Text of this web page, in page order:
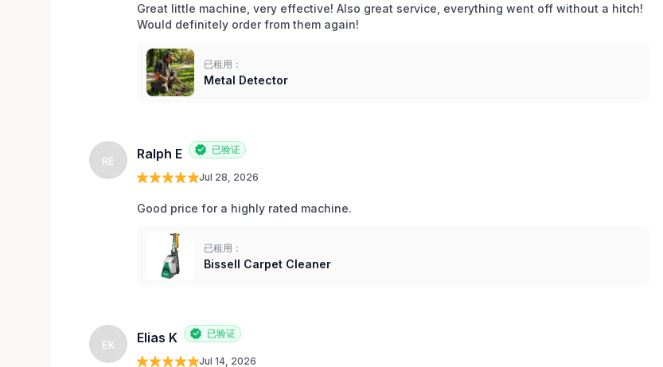
Great little machine, very effective! Also great service, everything went off without a hitch!
Would definitely order from them again!
已租用：
Metal Detector
RE Ralph E 已验证
Jul 28, 2026
Good price for a highly rated machine.
已租用：
Bissell Carpet Cleaner
EK Elias K 已验证
Jul 14, 2026